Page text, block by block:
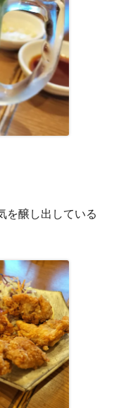
を醸し出している